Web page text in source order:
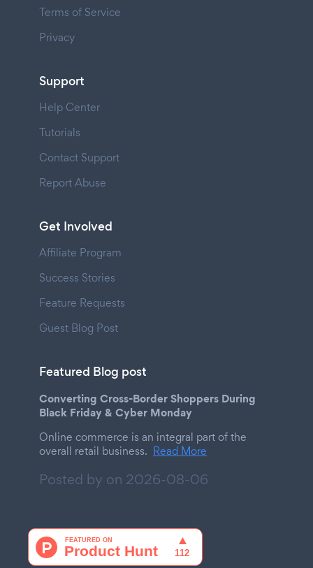
Terms of Service
Privacy
Support
Help Center
Tutorials
Contact Support
Report Abuse
Get Involved
Affiliate Program
Success Stories
Feature Requests
Guest Blog Post
Featured Blog post
Converting Cross-Border Shoppers During
Black Friday & Cyber Monday
Online commerce is an integral part of the
overall retail business. Read More
Posted by on 2026-08-06